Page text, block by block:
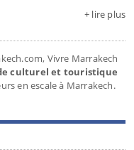
+ lire plus
Vivre Marrakech
culturel et touristique
en escale à Marrakech.